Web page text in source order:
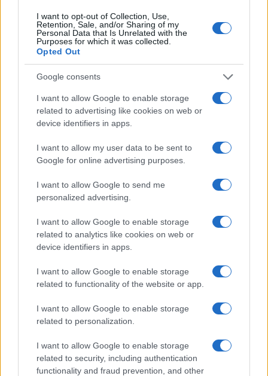
I want to opt-out of Collection, Use,
Retention, Sale, and/or Sharing of my
Personal Data that Is Unrelated with the
Purposes for which it was collected.
Opted Out
Google consents
I want to allow Google to enable storage
related to advertising like cookies on web or
device identifiers in apps.
I want to allow my user data to be sent to
Google for online advertising purposes.
I want to allow Google to send me
personalized advertising.
I want to allow Google to enable storage
related to analytics like cookies on web or
device identifiers in apps.
I want to allow Google to enable storage
related to functionality of the website or app.
I want to allow Google to enable storage
related to personalization.
I want to allow Google to enable storage
related to security, including authentication
functionality and fraud prevention, and other
El impacto de la iniciativa de Gabriel
Rufián en el panorama político español
Gabriel Rufián ha logrado captar la atención mediática…
Análisis de la crisis migratoria en Ceuta y
las críticas internacionales a Pedro
Sánchez
La crisis migratoria en Ceuta ha generado fuertes…